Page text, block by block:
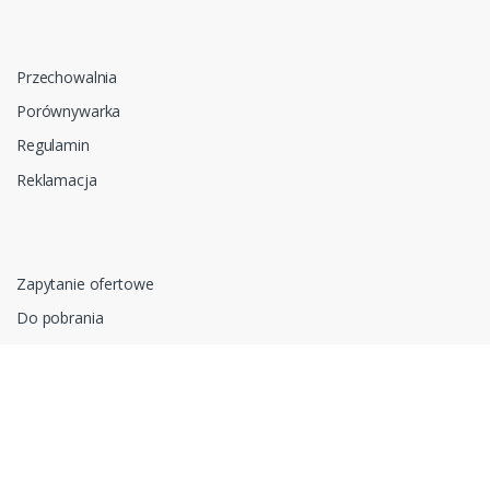
Przechowalnia
Porównywarka
Regulamin
Reklamacja
Zapytanie ofertowe
Do pobrania